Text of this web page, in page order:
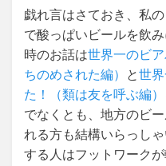
戯れ言はさておき、私
で酸っぱいビールを飲
時のお話は世界一のビ
ちのめされた編）
と世
た！（類は友を呼ぶ編）
でなくとも、地方のビ
れる方も結構いらっし
する人はフットワーク